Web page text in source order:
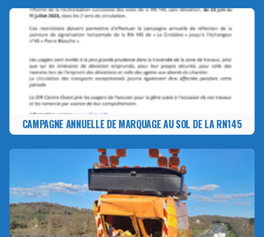
CAMPAGNE ANNUELLE DE MARQUAGE AU SOL DE LA RN145